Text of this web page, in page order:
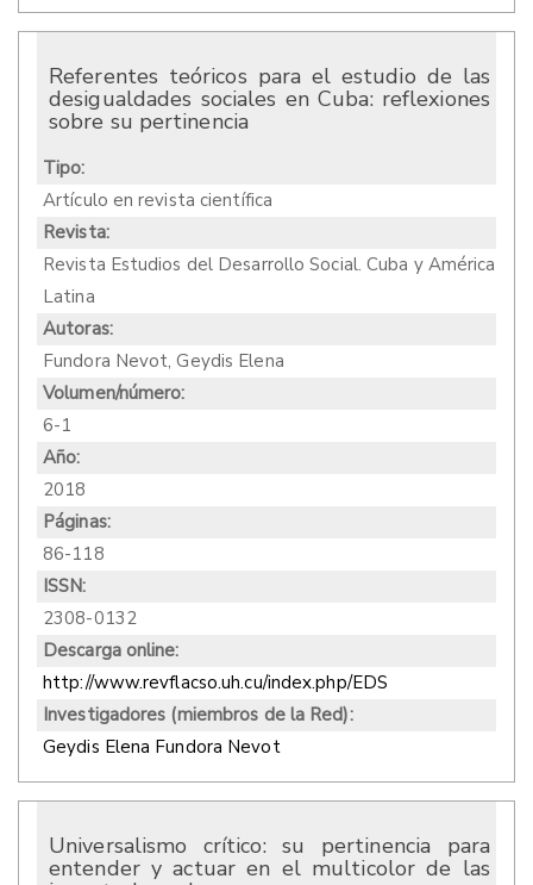
Referentes teóricos para el estudio de las
desigualdades sociales en Cuba: reflexiones
sobre su pertinencia
Tipo:
Artículo en revista científica
Revista:
Revista Estudios del Desarrollo Social. Cuba y América
Latina
Autoras:
Fundora Nevot, Geydis Elena
Volumen/número:
6-1
Año:
2018
Páginas:
86-118
ISSN:
2308-0132
Descarga online:
http://www.revflacso.uh.cu/index.php/EDS
Investigadores (miembros de la Red):
Geydis Elena Fundora Nevot
Universalismo crítico: su pertinencia para
entender y actuar en el multicolor de las